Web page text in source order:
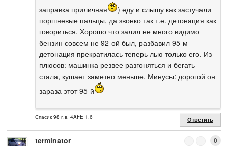
заправка приличная
) еду и слышу как застучали
поршневые пальцы, да звонко так т.е. детонация как
говориться. Хорошо что залил не много видимо
бензин совсем не 92-ой был, разбавил 95-м
детонация прекратилась теперь лью только его. Из
плюсов: машинка резвее разгоняться и бегать
стала, кушает заметно меньше. Минусы: дорогой он
зараза этот 95-й
Спасик 98 г.в. 4AFE 1.6 Ответить
terminator 0